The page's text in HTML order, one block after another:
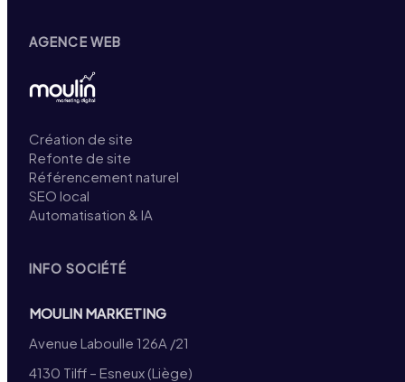
AGENCE WEB
Création de site
Refonte de site
Référencement naturel
SEO local
Automatisation & IA
INFO SOCIÉTÉ
MOULIN MARKETING
Avenue Laboulle 126A /21
4130 Tilff – Esneux (Liège)